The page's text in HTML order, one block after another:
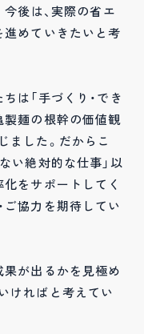
後は、実際の省エ
進めていきたいと考
は「手づくり・でき
製麺の根幹の価値観
ました。だからこ
い絶対的な仕事」以
をサポートしてく
ご協力を期待してい
が出るかを見極め
ければと考えてい